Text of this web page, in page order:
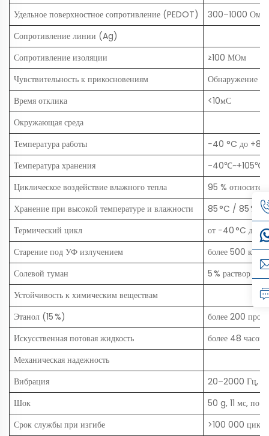
Удельное поверхностное сопротивление (PEDOT)
300–1000 Ом/о
Сопротивление линии (Ag)
Сопротивление изоляции
≥100 МОм
Чувствительность к прикосновениям
Обнаружение
Время отклика
<10мС
Окружающая среда
Температура работы
−40 °C до +85
Температура хранения
-40℃~+105℃
Циклическое воздействие влажного тепла
95 %
Хранение при высокой температуре и влажности
85 °C / 85 %
Термический цикл
от −40 °C до
Старение под УФ излучением
более 500 кЛ/
Солевой туман
5 % раствор
Устойчивость к химическим веществам
Этанол (15 %)
более 200
Искусственная потовая жидкость
более 48 часов
Механическая надежность
Вибрация
20–2000 Гц,
Шок
50 g, 11 мс, по
Срок службы при изгибе
>100 000